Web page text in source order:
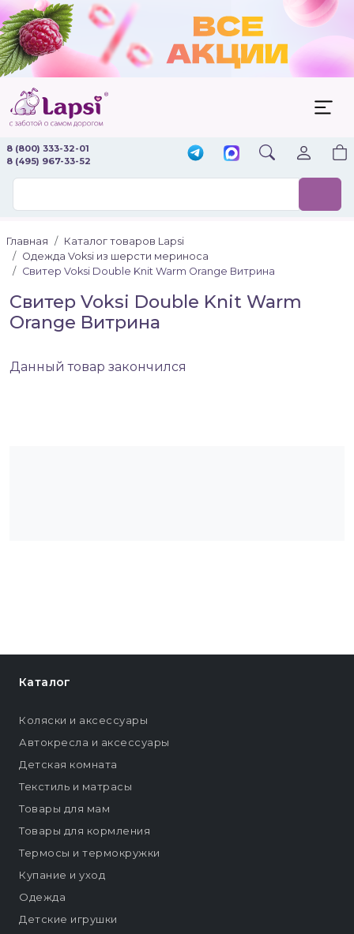
8 (800) 333-32-01
8 (495) 967-33-52
Главная
Каталог товаров Lapsi
Одежда Voksi из шерсти мериноса
Свитер Voksi Double Knit Warm Orange Витрина
Свитер Voksi Double Knit Warm
Orange Витрина
Данный товар закончился
Каталог
Коляски и аксессуары
Автокресла и аксессуары
Детская комната
Текстиль и матрасы
Товары для мам
Товары для кормления
Термосы и термокружки
Купание и уход
Одежда
Детские игрушки